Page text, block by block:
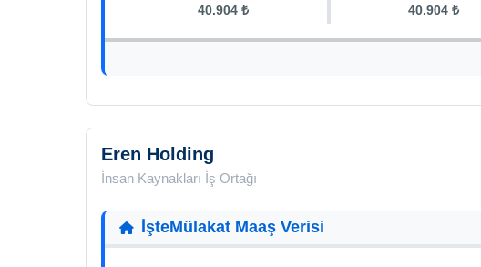
40.904 ₺ 40.904 ₺
Eren Holding
İnsan Kaynakları İş Ortağı
İşteMülakat Maaş Verisi